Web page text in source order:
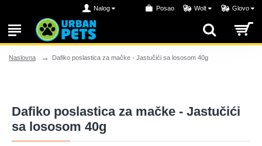
Nalog Posao Wolt Glovo
Naslovna Dafiko poslastica za mačke - Jastučići sa lososom 40g
Dafiko poslastica za mačke - Jastučići
sa lososom 40g